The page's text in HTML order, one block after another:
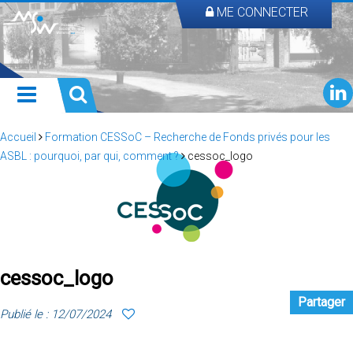
ME CONNECTER
Accueil
Formation CESSoC – Recherche de Fonds privés pour les
ASBL : pourquoi, par qui, comment ?
cessoc_logo
cessoc_logo
Publié le : 12/07/2024
Partager